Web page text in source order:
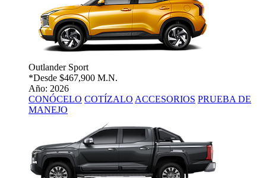
Outlander Sport
*Desde $467,900 M.N.
Año: 2026
CONÓCELO COTÍZALO ACCESORIOS PRUEBA DE
MANEJO